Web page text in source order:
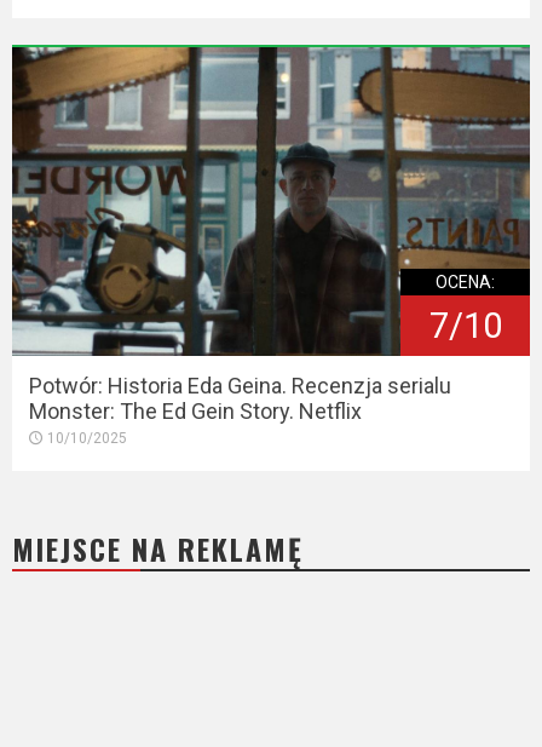
OCENA:
7/10
Potwór: Historia Eda Geina. Recenzja serialu
Monster: The Ed Gein Story. Netflix
10/10/2025
MIEJSCE NA REKLAMĘ